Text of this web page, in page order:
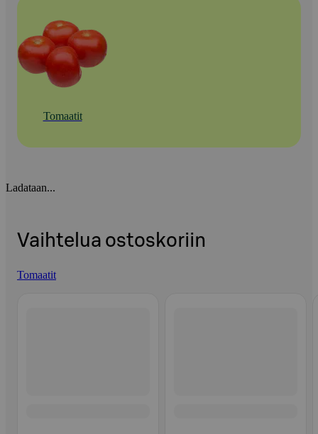
Tomaatit
Ladataan...
Vaihtelua ostoskoriin
Tomaatit